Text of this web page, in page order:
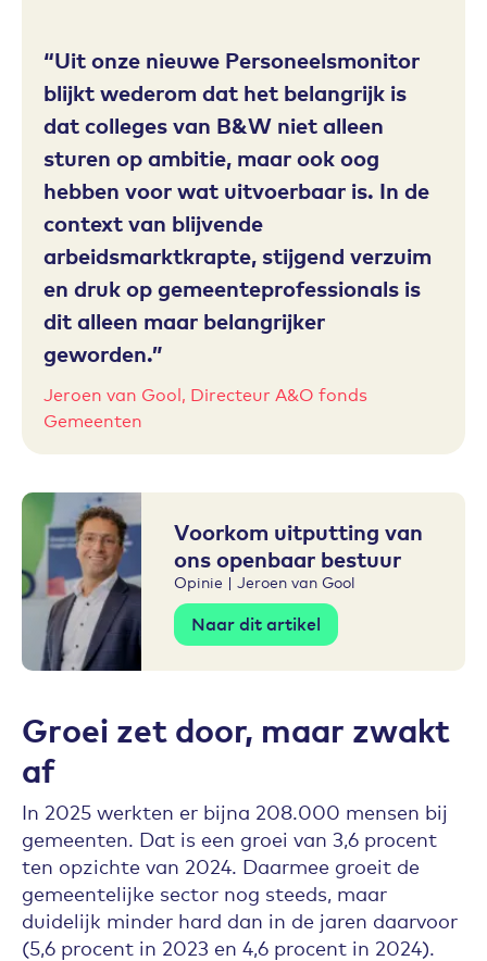
Uit onze nieuwe Personeelsmonitor
blijkt wederom dat het belangrijk is
dat colleges van B&W niet alleen
sturen op ambitie, maar ook oog
hebben voor wat uitvoerbaar is. In de
context van blijvende
arbeidsmarktkrapte, stijgend verzuim
en druk op gemeenteprofessionals is
dit alleen maar belangrijker
geworden.
Jeroen van Gool, Directeur A&O fonds
Gemeenten
Voorkom uitputting van
ons openbaar bestuur
Opinie | Jeroen van Gool
Naar dit artikel
Groei zet door, maar zwakt
af
In 2025 werkten er bijna 208.000 mensen bij
gemeenten. Dat is een groei van 3,6 procent
ten opzichte van 2024. Daarmee groeit de
gemeentelijke sector nog steeds, maar
duidelijk minder hard dan in de jaren daarvoor
(5,6 procent in 2023 en 4,6 procent in 2024).